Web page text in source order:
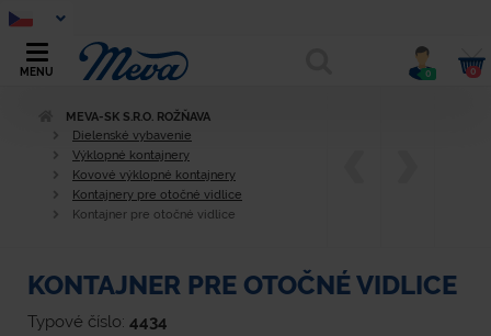
MENU 0 0
MEVA-SK S.R.O. ROŽŇAVA
Dielenské vybavenie
Výklopné kontajnery
Kovové výklopné kontajnery
Kontajnery pre otočné vidlice
Kontajner pre otočné vidlice
KONTAJNER PRE OTOČNÉ VIDLICE
Typové číslo: 4434